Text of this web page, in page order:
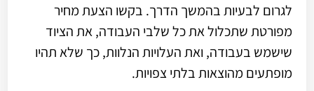
לגרום לבעיות בהמשך הדרך. בקשו הצעת מחיר
מפורטת שתכלול את כל שלבי העבודה, את הציוד
שישמש בעבודה, ואת העלויות הנלוות, כך שלא תהיו
מופתעים מהוצאות בלתי צפויות.